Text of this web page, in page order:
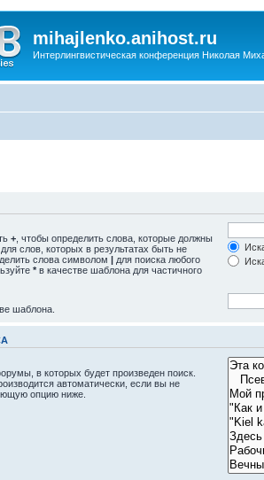
mihajlenko.anihost.ru
Интерлингвистическая конференция Николая
+ , чтобы определить слова, которые должны
для слов, которых в результатах быть не
слова символом | для поиска любого
* в качестве шаблона для частичного
шаблона.
в которых будет произведен поиск.
автоматически, если вы не
опцию ниже.